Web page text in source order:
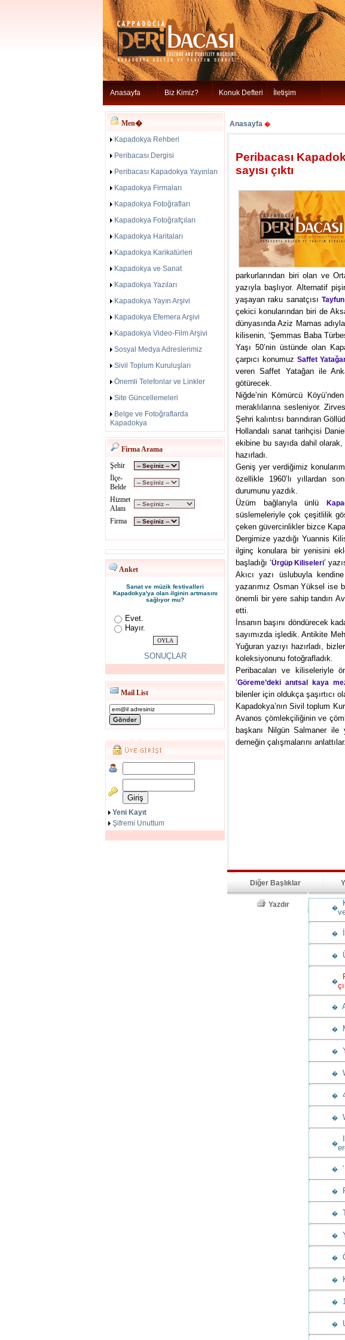
Anasayfa Biz Kimiz? Konuk Defteri İletişim
Men�
Kapadokya Rehberi
Peribacası Dergisi
Peribacası Kapadokya Yayınları
Kapadokya Firmaları
Kapadokya Fotoğrafları
Kapadokya Fotoğrafçıları
Kapadokya Haritaları
Kapadokya Karikatürleri
Kapadokya ve Sanat
Kapadokya Yazıları
Kapadokya Yayın Arşivi
Kapadokya Efemera Arşivi
Kapadokya Video-Film Arşivi
Sosyal Medya Adreslerimiz
Sivil Toplum Kuruluşları
Önemli Telefonlar ve Linkler
Site Güncellemeleri
Belge ve Fotoğraflarda
Kapadokya
Firma Arama
Şehir
İlçe-
Belde
Hizmet
Alanı
Firma
Anket
Sanat ve müzik festivalleri
Kapadokya'ya olan ilginin artmasını
sağlıyor mu?
Evet.
Hayır.
SONUÇLAR
Mail List
Yeni Kayıt
Şifremi Unuttum
Anasayfa �
Peribacası
sayısı çıktı
parkurlarından biri olan ve
yazıyla başlıyor. Alternatif
yaşayan raku sanatçısı
çekici konularından biri de
dünyasında Aziz Mamas
kilisenin, ‘Şemmas Baba
Yaşı 50’nin üstünde olan
çarpıcı konumuz Saffet
veren Saffet Yatağan ile
götürecek.
Niğde’nin Kömürcü
meraklılarına sesleniyor.
Şehri kalıntısı barındıran
Hollandalı sanat tarihçisi
ekibine bu sayıda dahil
hazırladı.
Geniş yer verdiğimiz
özellikle 1960’lı yıllardan
durumunu yazdık.
Üzüm bağlarıyla ünlü
süslemeleriyle çok çeşitlilik
çeken güvercinlikler bizce
Dergimize yazdığı Yuannis
ilginç konulara bir yenisini
başladığı ‘Ürgüp Kiliseleri’
Akıcı yazı üslubuyla
yazarımız Osman Yüksel ise
önemli bir yere sahip tandırı
etti.
İnsanın başını döndürecek
sayımızda işledik. Antikite
Yuğuran yazıyı hazırladı,
koleksiyonunu fotoğrafladık.
Peribacaları ve kiliseleriyle
‘Göreme’deki anıtsal kaya
bilenler için oldukça şaşırtıcı
Kapadokya’nın Sivil toplum
Avanos çömlekçiliğinin ve
başkanı Nilgün Salmaner
derneğin çalışmalarını anlattılar.
Diğer Başlıklar
Yazdır �
�
�
�
�
�
�
�
�
�
�
�
�
�
�
�
�
�
�